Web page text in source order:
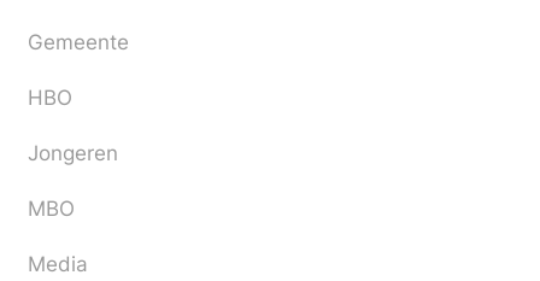
Gemeente
HBO
Jongeren
MBO
Media